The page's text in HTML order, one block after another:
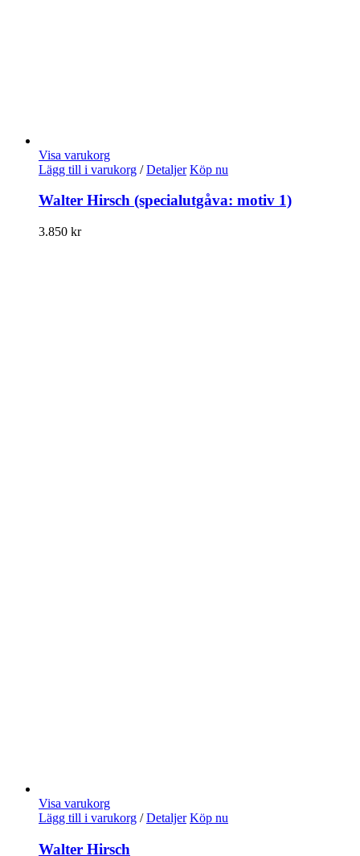
Visa varukorg
Lägg till i varukorg / Detaljer Köp nu
Walter Hirsch (specialutgåva: motiv 1)
3.850 kr
Visa varukorg
Lägg till i varukorg / Detaljer Köp nu
Walter Hirsch